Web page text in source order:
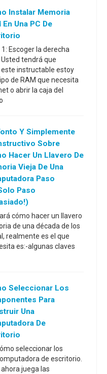
Instalar Memoria
En Una PC De
1: Escoger la derecha
Usted tendrá que
instructable estoy
de RAM que necesita
o abrir la caja del
Y Simplemente
Sobre
Hacer Un Llavero De
Vieja De Una
Paso
Paso
cómo hacer un llavero
de una década de los
realmente es el que
es:-algunas claves
Seleccionar Los
Para
Una
De
seleccionar los
de escritorio.
juega las